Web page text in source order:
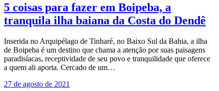
5 coisas para fazer em Boipeba, a
tranquila ilha baiana da Costa do Dendê
Inserida no Arquipélago de Tinharé, no Baixo Sul da Bahia, a ilha
de Boipeba é um destino que chama a atenção por suas paisagens
paradisíacas, receptividade de seu povo e tranquilidade que oferece
a quem ali aporta. Cercado de um…
27 de agosto de 2021